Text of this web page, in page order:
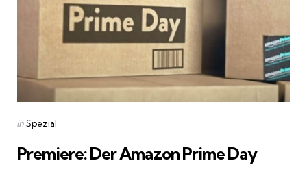
Categories
Posted
inSpezial
Premiere: Der Amazon Prime Day